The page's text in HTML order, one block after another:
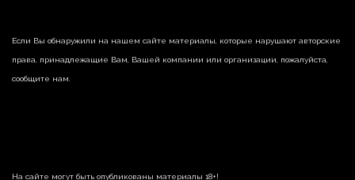
Если Вы обнаружили на нашем сайте материалы, которые нарушают авторские
права, принадлежащие Вам, Вашей компании или организации, пожалуйста,
сообщите нам.
На сайте могут быть опубликованы материалы 18+!